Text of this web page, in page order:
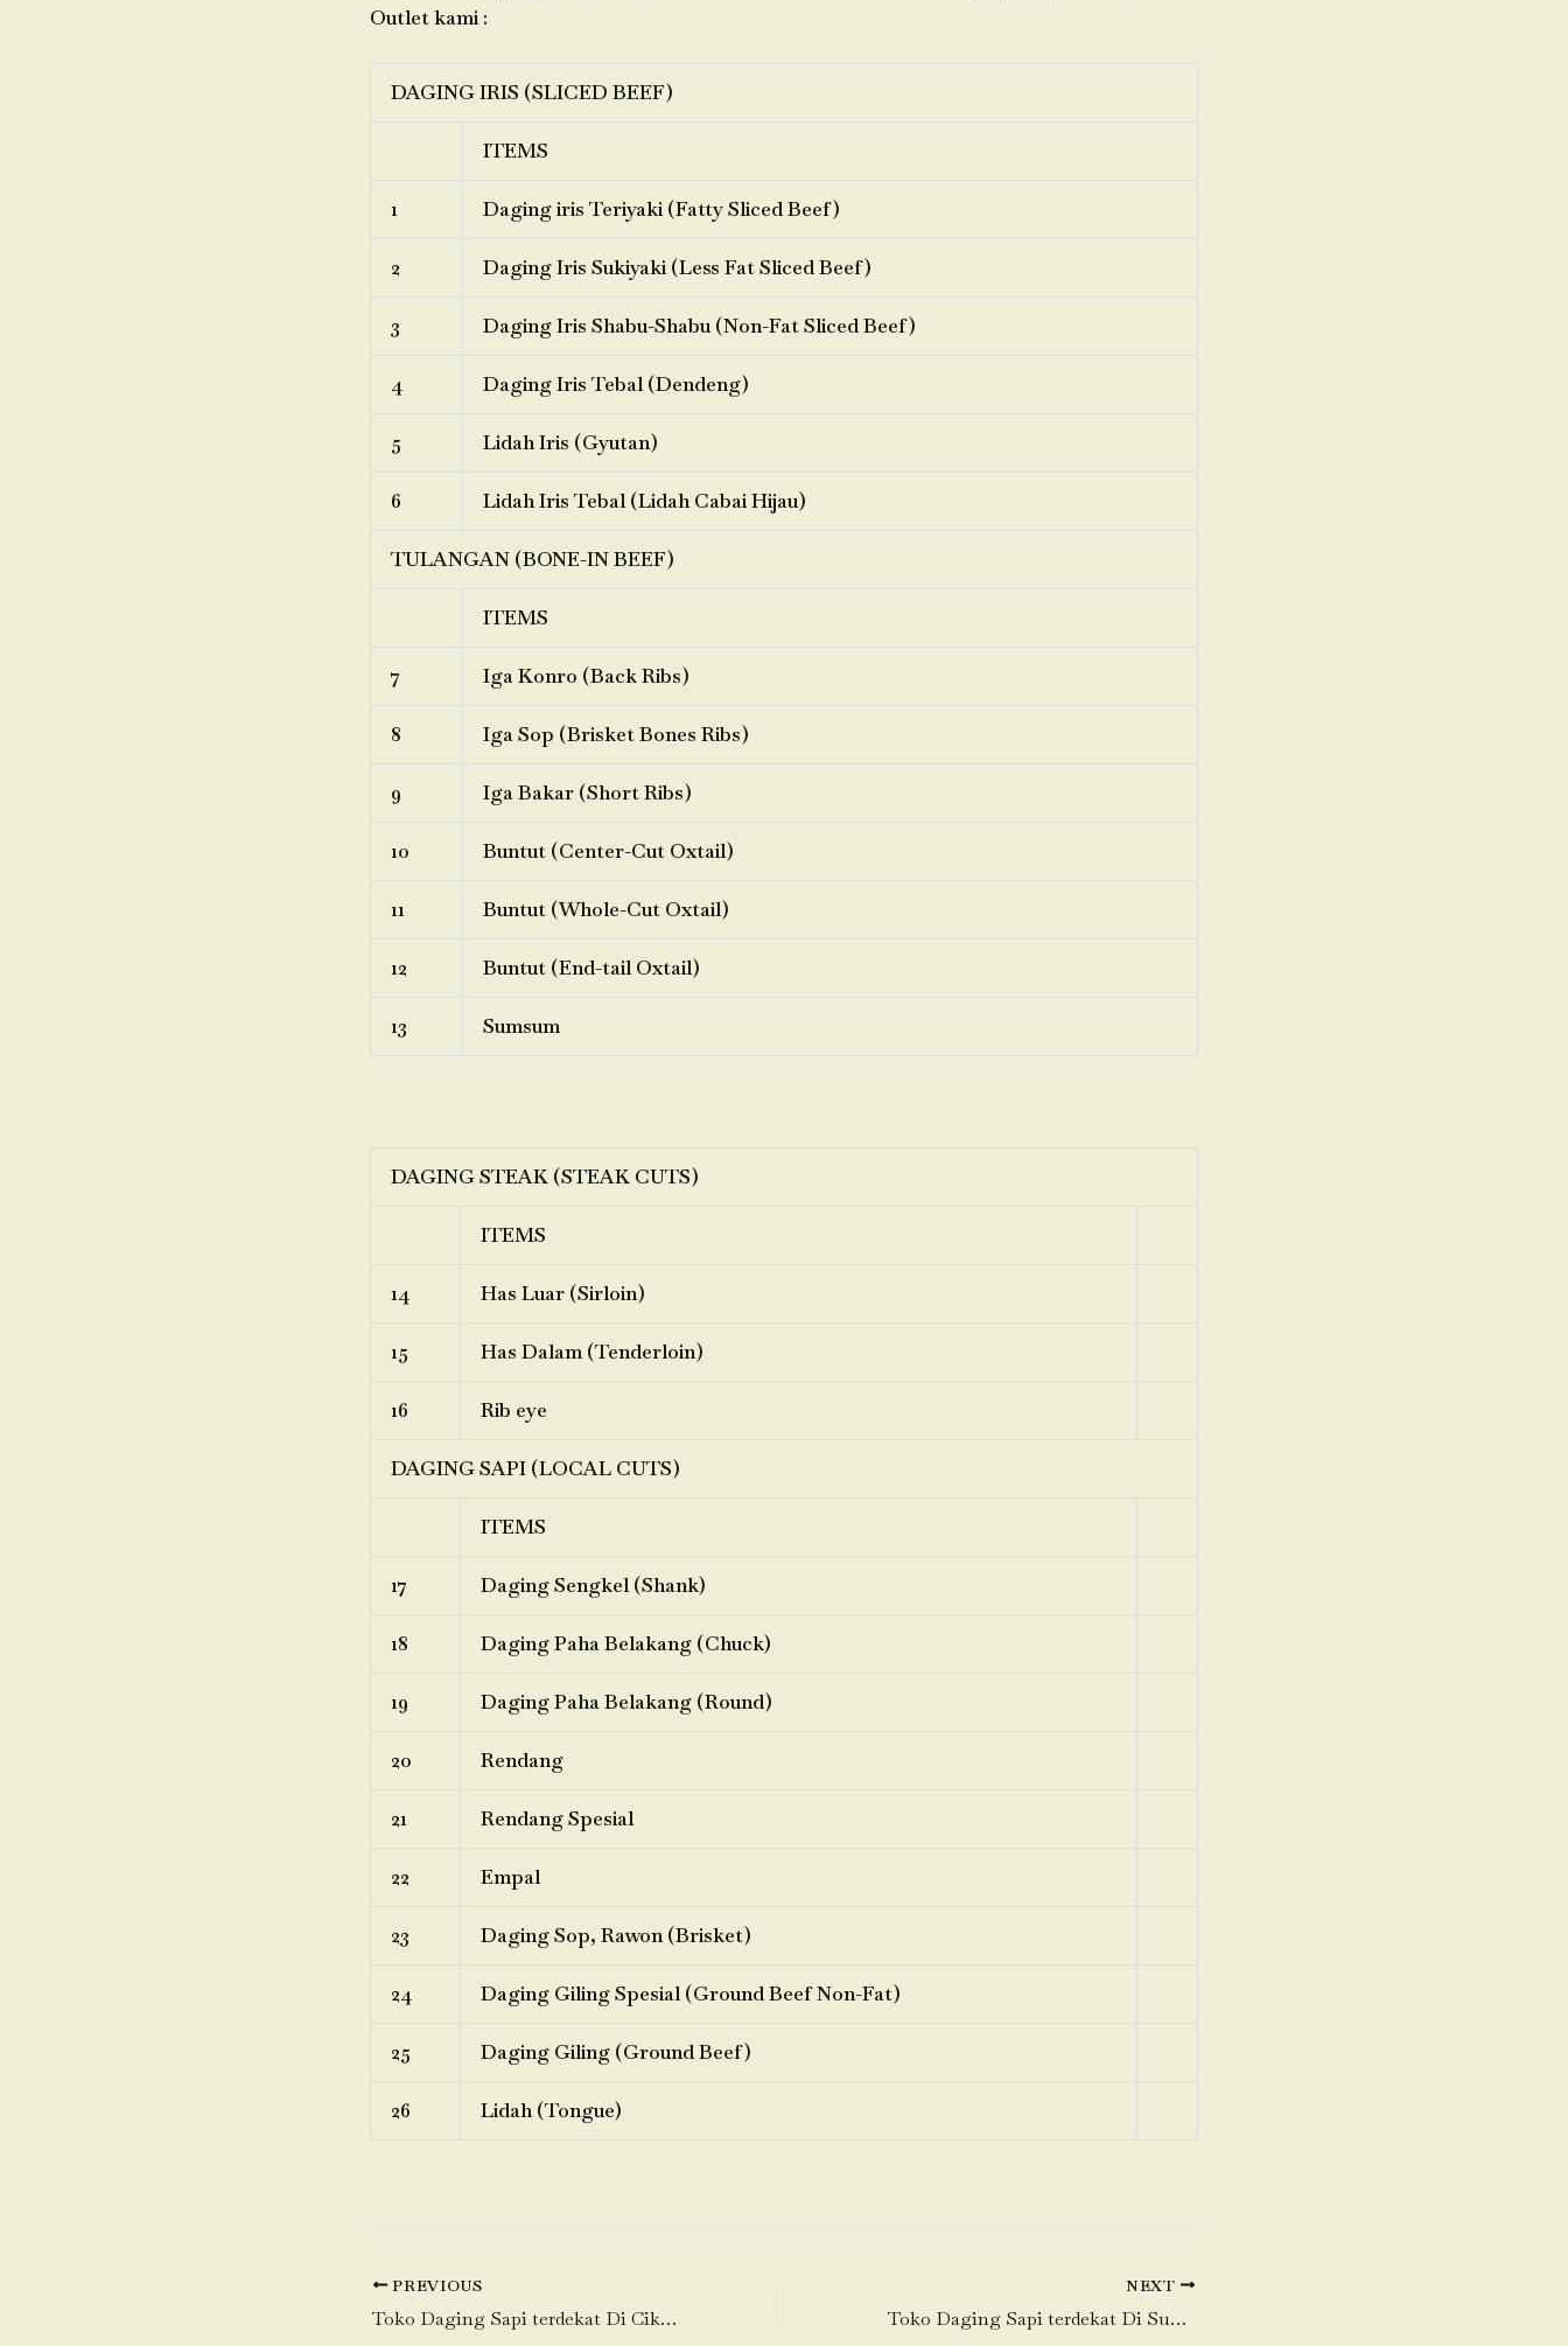
Outlet kami :
DAGING IRIS (SLICED BEEF)
ITEMS
1 Daging iris Teriyaki (Fatty Sliced Beef)
2 Daging Iris Sukiyaki (Less Fat Sliced Beef)
3 Daging Iris Shabu-Shabu (Non-Fat Sliced Beef)
4 Daging Iris Tebal (Dendeng)
5 Lidah Iris (Gyutan)
6 Lidah Iris Tebal (Lidah Cabai Hijau)
TULANGAN (BONE-IN BEEF)
ITEMS
7 Iga Konro (Back Ribs)
8 Iga Sop (Brisket Bones Ribs)
9 Iga Bakar (Short Ribs)
10 Buntut (Center-Cut Oxtail)
11 Buntut (Whole-Cut Oxtail)
12 Buntut (End-tail Oxtail)
13 Sumsum
DAGING STEAK (STEAK CUTS)
ITEMS
14 Has Luar (Sirloin)
15 Has Dalam (Tenderloin)
16 Rib eye
DAGING SAPI (LOCAL CUTS)
ITEMS
17 Daging Sengkel (Shank)
18 Daging Paha Belakang (Chuck)
19 Daging Paha Belakang (Round)
20 Rendang
21 Rendang Spesial
22 Empal
23 Daging Sop, Rawon (Brisket)
24 Daging Giling Spesial (Ground Beef Non-Fat)
25 Daging Giling (Ground Beef)
26 Lidah (Tongue)
PREVIOUS
Toko Daging Sapi terdekat Di Ciketingudik (Ciketing Udik)-Bantargebang (Bantar Gebang)-Bekasi
NEXT
Toko Daging Sapi terdekat Di Sukamahi-Cikarang Pusat-Bekasi